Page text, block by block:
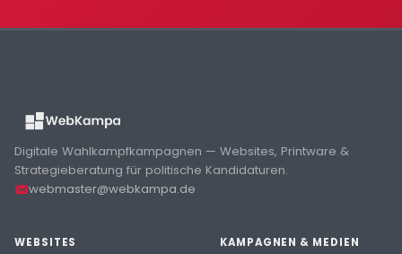
Digitale Wahlkampfkampagnen — Websites, Printware &
Strategieberatung für politische Kandidaturen.
webmaster@webkampa.de
WEBSITES KAMPAGNEN & MEDIEN